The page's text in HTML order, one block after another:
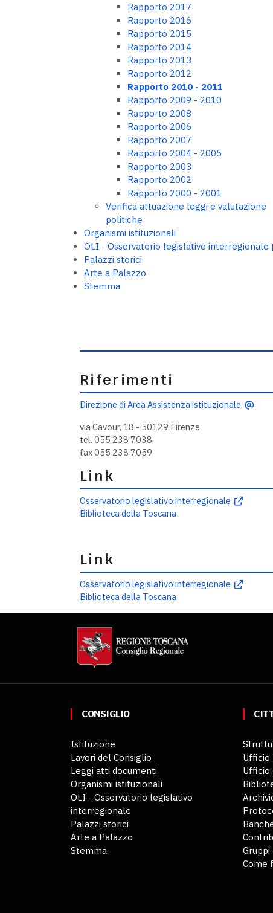
Rapporto 2017
Rapporto 2016
Rapporto 2015
Rapporto 2014
Rapporto 2013
Rapporto 2012
Rapporto 2010 - 2011
Rapporto 2009 - 2010
Rapporto 2008
Rapporto 2006
Rapporto 2007
Rapporto 2004 - 2005
Rapporto 2003
Rapporto 2002
Rapporto 2000 - 2001
Verifica attuazione leggi e valutazione
politiche
Organismi istituzionali
OLI - Osservatorio legislativo interregionale
Palazzi storici
Arte a Palazzo
Stemma
Riferimenti
Direzione di Area Assistenza istituzionale
via Cavour, 18 - 50129 Firenze
tel. 055 238 7038
fax 055 238 7059
Link
Osservatorio legislativo interregionale
Biblioteca della Toscana
Link
Osservatorio legislativo interregionale
Biblioteca della Toscana
CONSIGLIO
Istituzione
Lavori del Consiglio
Leggi atti documenti
Organismi istituzionali
OLI - Osservatorio legislativo
interregionale
Palazzi storici
Arte a Palazzo
Stemma
Ufficio
Ufficio
Gruppi
Come